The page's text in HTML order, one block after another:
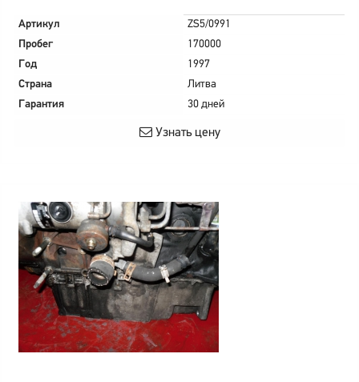
Артикул
ZS5/0991
Пробег
170000
Год
1997
Страна
Литва
Гарантия
30 дней
Узнать цену